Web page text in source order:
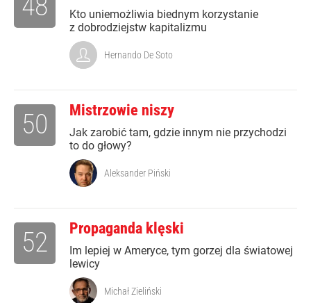
Kto uniemożliwia biednym korzystanie
z dobrodziejstw kapitalizmu
Hernando De Soto
Mistrzowie niszy
Jak zarobić tam, gdzie innym nie przychodzi
to do głowy?
50
Aleksander Piński
Propaganda klęski
Im lepiej w Ameryce, tym gorzej dla światowej
lewicy
52
Michał Zieliński